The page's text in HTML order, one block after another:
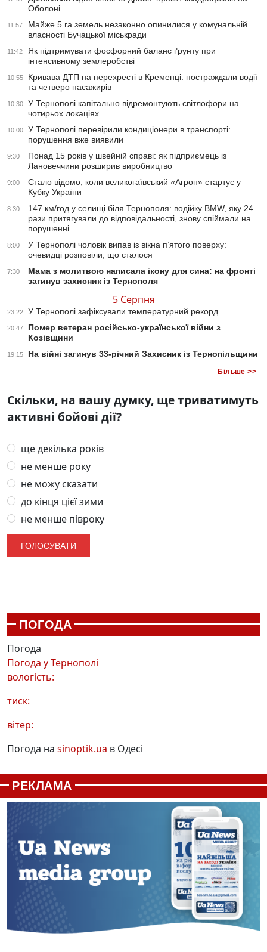
Оболоні
11:57
Майже 5 га земель незаконно опинилися у комунальній
власності Бучацької міськради
11:42
Як підтримувати фосфорний баланс ґрунту при
інтенсивному землеробстві
10:55
Кривава ДТП на перехресті в Кременці: постраждали водії
та четверо пасажирів
10:30
У Тернополі капітально відремонтують світлофори на
чотирьох локаціях
10:00
У Тернополі перевірили кондиціонери в транспорті:
порушення вже виявили
9:30
Понад 15 років у швейній справі: як підприємець із
Лановеччини розширив виробництво
9:00
Стало відомо, коли великогаївський «Агрон» стартує у
Кубку України
8:30
147 км/год у селищі біля Тернополя: водійку BMW, яку 24
рази притягували до відповідальності, знову спіймали на
порушенні
8:00
У Тернополі чоловік випав із вікна п’ятого поверху:
очевидці розповіли, що сталося
7:30
Мама з молитвою написала ікону для сина: на фронті
загинув захисник із Тернополя
5 Серпня
23:22 У Тернополі зафіксували температурний рекорд
20:47
Помер ветеран російсько-української війни з
Козівщини
19:15 На війні загинув 33-річний Захисник із Тернопільщини
Більше >>
Скільки, на вашу думку, ще триватимуть
активні бойові дії?
ще декілька років
не менше року
не можу сказати
до кінця цієї зими
не менше півроку
ПОГОДА
Погода
Погода уТернополі
вологість:
тиск:
вітер:
Погода на sinoptik.ua в Одесі
РЕКЛАМА